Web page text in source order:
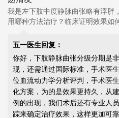
我是左下肢中度静脉曲张略有浮胖
用哪种方法治疗？临床证明效果如
五一医生回复：
你好，下肢静脉曲张分级分期是
现，还需通过国际标准，手术医
位血流动力学分析评判，手术医
化方案，为的是效果更持久，从
例的出现，我们术后还有专业人
踪来确定治疗效果，这样更加可